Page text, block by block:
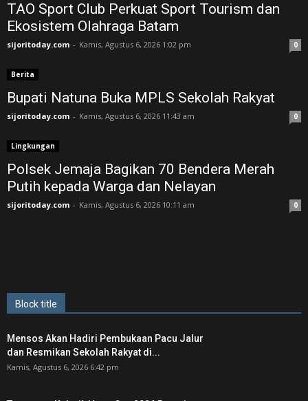
TAO Sport Club Perkuat Sport Tourism dan
Ekosistem Olahraga Batam
sijoritoday.com - Kamis, Agustus 6, 2026 1:02 pm 0
Berita
Bupati Natuna Buka MPLS Sekolah Rakyat
sijoritoday.com - Kamis, Agustus 6, 2026 11:43 am 0
Lingkungan
Polsek Jemaja Bagikan 70 Bendera Merah
Putih kepada Warga dan Nelayan
sijoritoday.com - Kamis, Agustus 6, 2026 10:11 am 0
Block title
Mensos Akan Hadiri Pembukaan Pacu Jalur
dan Resmikan Sekolah Rakyat di...
Kamis, Agustus 6, 2026 6:42 pm